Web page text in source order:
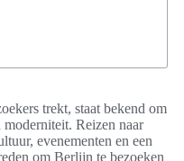
trekt, staat bekend om
Reizen naar
evenementen en een
om Berlijn te bezoeken